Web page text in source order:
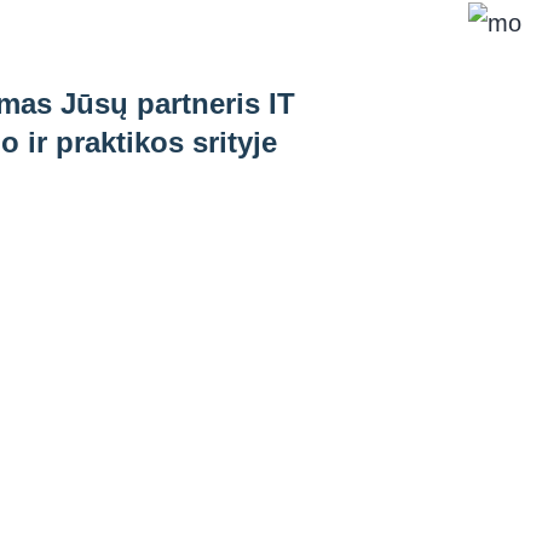
Jūsų partneris IT
ir praktikos srityje